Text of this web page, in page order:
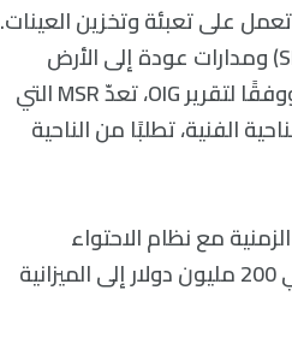
على تعبئة وتخزين العينات.
لكن لا يزال البرنامج بحاجة إلى بناء عينة من معامل الاسترجاع (SRL) ومدارات عودة إلى الأرض
(ERO)، التي تُطوّر وتُموّل من قبل وكالة الفضاء الأوروبية (ESA). ووفقًا لتقرير OIG، تعدّ MSR التي
الفنية، تطلبًا من الناحية
مع نظام الاحتواء
والعودة (CCRS). إذ أدت مشكلات التصميم هذه إلى إضافة حوالي 200 مليون دولار إلى الميزانية